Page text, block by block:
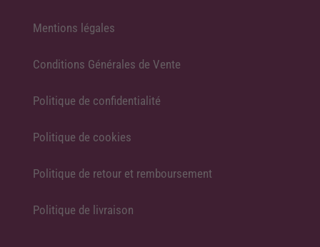
Mentions légales
Conditions Générales de Vente
Politique de confidentialité
Politique de cookies
Politique de retour et remboursement
Politique de livraison